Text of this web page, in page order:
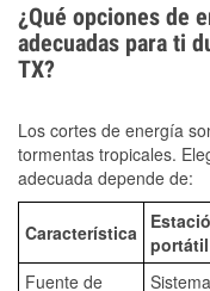
¿Qué opciones de
adecuadas para ti
TX?
Los cortes de energía
tormentas tropicales.
adecuada depende de:
Característica portátil
Fuente de